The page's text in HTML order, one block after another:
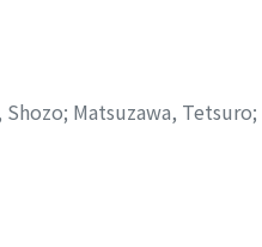
; Matsuzawa, Tetsuro;